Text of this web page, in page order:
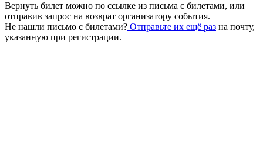
Вернуть билет можно по ссылке из письма с билетами, или
отправив запрос на возврат организатору события.
Не нашли письмо с билетами? Отправьте их ещё раз на почту,
указанную при регистрации.